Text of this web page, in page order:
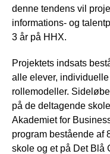
denne tendens vil
informations- og
3 år på HHX.
Projektets indsats
alle elever,
rollemodeller.
på de deltagende
Akademiet for
program bestående af
skole og et på Det Blå